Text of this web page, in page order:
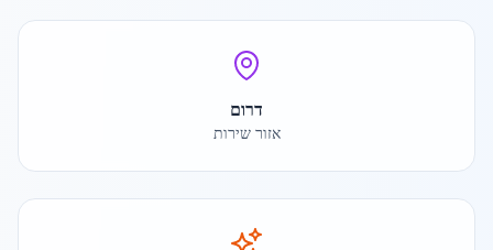
דרום
אזור שירות